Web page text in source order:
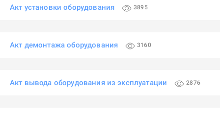
Акт установки оборудования 3895
Акт демонтажа оборудования 3160
Акт вывода оборудования из эксплуатации 2876